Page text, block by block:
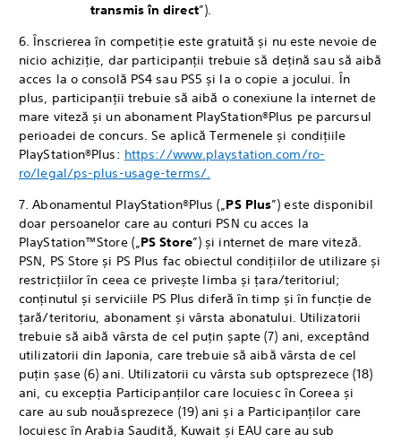
transmis în direct”).
6. Înscrierea în competiție este gratuită și nu este nevoie de
nicio achiziție, dar participanții trebuie să dețină sau să aibă
acces la o consolă PS4 sau PS5 și la o copie a jocului. În
plus, participanții trebuie să aibă o conexiune la internet de
mare viteză și un abonament PlayStation®Plus pe parcursul
perioadei de concurs. Se aplică Termenele și condițiile
PlayStation®Plus: https://www.playstation.com/ro-
ro/legal/ps-plus-usage-terms/.
7. Abonamentul PlayStation®Plus („PS Plus”) este disponibil
doar persoanelor care au conturi PSN cu acces la
PlayStation™Store („PS Store”) și internet de mare viteză.
PSN, PS Store și PS Plus fac obiectul condițiilor de utilizare și
restricțiilor în ceea ce privește limba și țara/teritoriul;
conținutul și serviciile PS Plus diferă în timp și în funcție de
țară/teritoriu, abonament și vârsta abonatului. Utilizatorii
trebuie să aibă vârsta de cel puțin șapte (7) ani, exceptând
utilizatorii din Japonia, care trebuie să aibă vârsta de cel
puțin șase (6) ani. Utilizatorii cu vârsta sub optsprezece (18)
ani, cu excepția Participanților care locuiesc în Coreea și
care au sub nouăsprezece (19) ani și a Participanților care
locuiesc în Arabia Saudită, Kuwait și EAU care au sub